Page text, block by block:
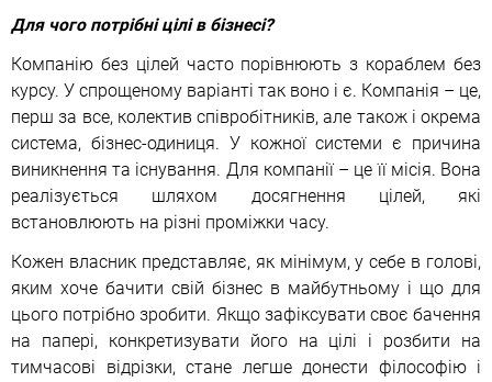
Для чого потрібні цілі в бізнесі?
Компанію без цілей часто порівнюють з кораблем без
курсу. У спрощеному варіанті так воно і є. Компанія – це,
перш за все, колектив співробітників, але також і окрема
система, бізнес-одиниця. У кожної системи є причина
виникнення та існування. Для компанії – це її місія. Вона
реалізується шляхом досягнення цілей, які
встановлюють на різні проміжки часу.
Кожен власник представляє, як мінімум, у себе в голові,
яким хоче бачити свій бізнес в майбутньому і що для
цього потрібно зробити. Якщо зафіксувати своє бачення
на папері, конкретизувати його на цілі і розбити на
тимчасові відрізки, стане легше донести філософію і